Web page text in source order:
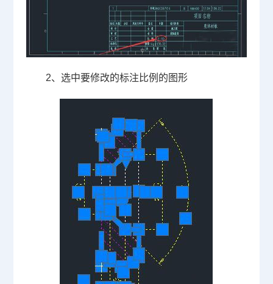
2、选中要修改的标注比例的图形